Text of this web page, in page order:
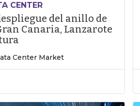
CENTER
del anillo de
Canaria, Lanzarote
Center Market